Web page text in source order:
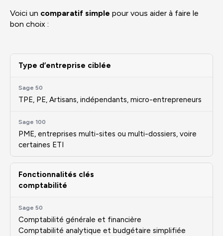
Voici un comparatif simple pour vous aider à faire le
bon choix :
Type d’entreprise ciblée
TPE, PE, Artisans, indépendants, micro-entrepreneurs
PME, entreprises multi-sites ou multi-dossiers, voire
certaines ETI
Fonctionnalités clés
comptabilité
Comptabilité générale et financière
Comptabilité analytique et budgétaire simplifiée